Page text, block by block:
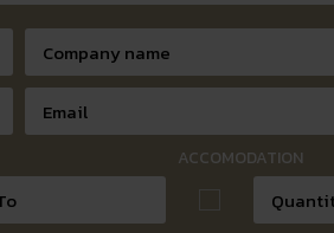
ACCOMODATION